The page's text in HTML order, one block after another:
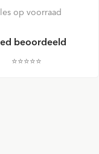
op voorraad
beoordeeld
⭐️⭐️⭐️⭐️⭐️